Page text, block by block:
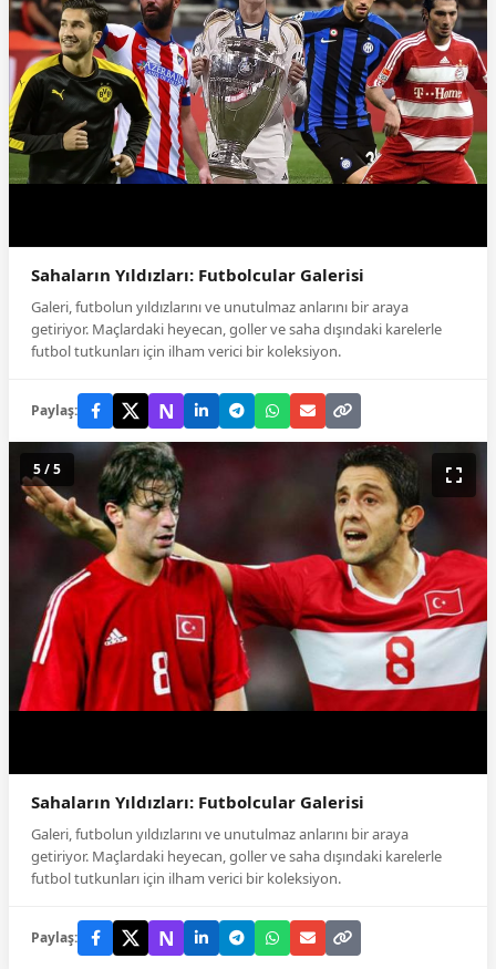
Sahaların Yıldızları: Futbolcular Galerisi
Galeri, futbolun yıldızlarını ve unutulmaz anlarını bir araya
getiriyor. Maçlardaki heyecan, goller ve saha dışındaki karelerle
futbol tutkunları için ilham verici bir koleksiyon.
Paylaş: N
5 / 5
Sahaların Yıldızları: Futbolcular Galerisi
Galeri, futbolun yıldızlarını ve unutulmaz anlarını bir araya
getiriyor. Maçlardaki heyecan, goller ve saha dışındaki karelerle
futbol tutkunları için ilham verici bir koleksiyon.
Paylaş: N